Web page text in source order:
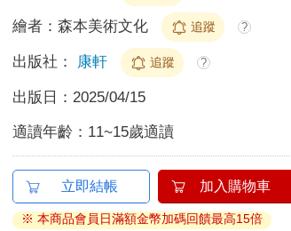
繪者：森本美術文化 追蹤 ?
出版社： 康軒 追蹤 ?
出版日： 2025/04/15
適讀年齡： 11~15歲適讀
立即結帳 加入購物車
※ 本商品會員日滿額金幣加碼回饋最高15倍